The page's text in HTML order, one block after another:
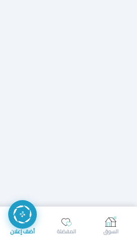
إرسال رسالة
أضف إعلان المفضلة السوق